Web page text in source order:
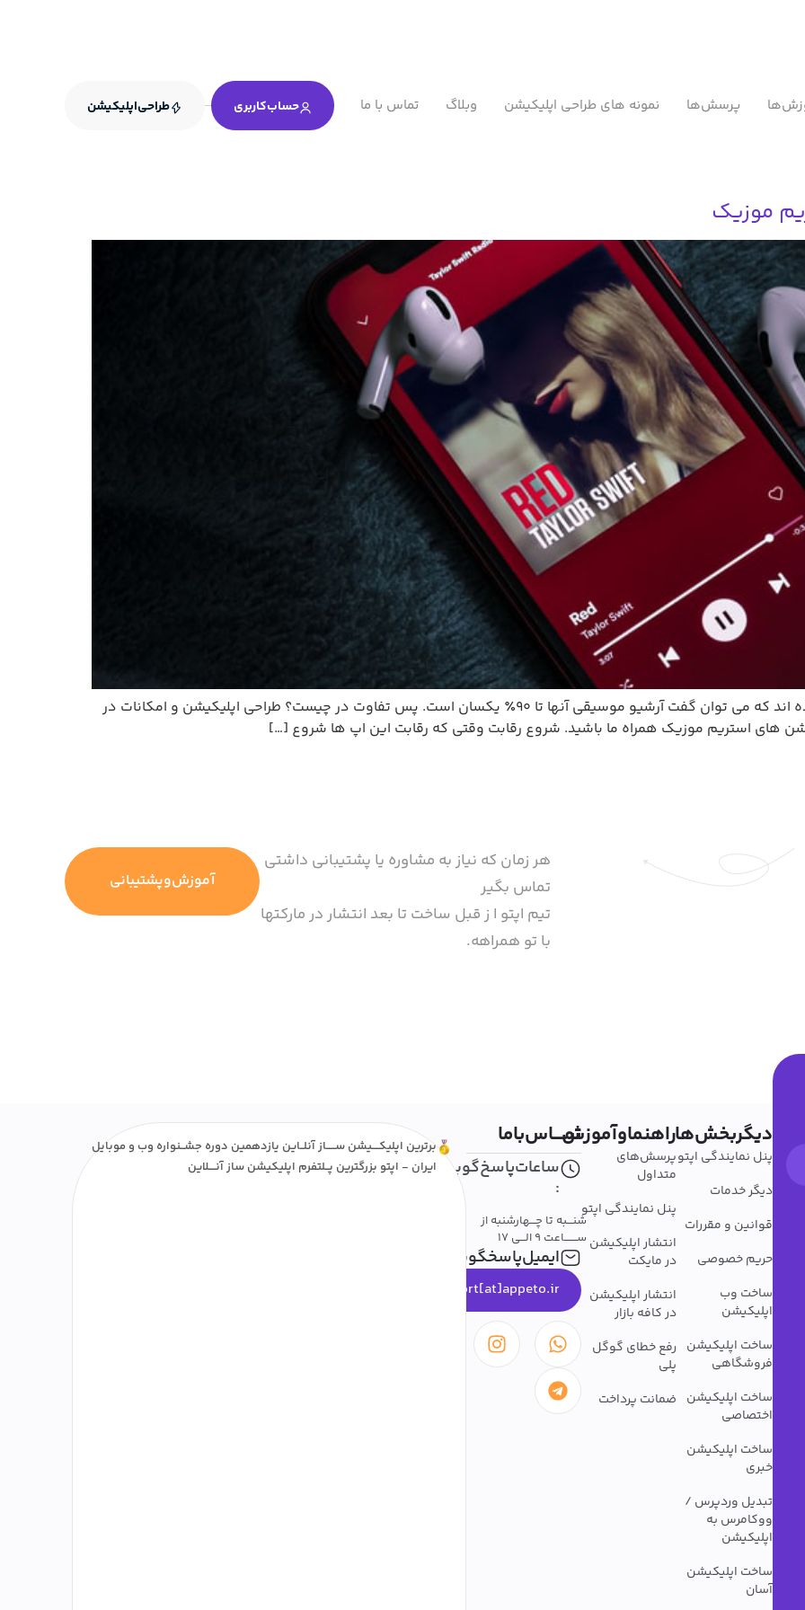
پرسش‌ها نمونه های طراحی اپلیکیشن وبلاگ تماس با ما حساب‌کاربری طراحی‌اپلیکیشن
موزیک
اپلیکیشن های زیادی برای استریم موزیک ساخته شده اند که می توان گفت آرشیو موسیقی آنها تا ۹۰٪ یکسان است. پس تفاوت در چیست؟ طراحی اپلیکیشن و امکانات در
های استریم موزیک همراه ما باشید. شروع رقابت وقتی که رقابت این اپ ها شروع […]
هر زمان که نیاز به مشاوره یا پشتیبانی داشتی
تماس بگیر
تیم اپتو ا ز قبل ساخت تا بعد انتشار در مارکتها
با تو همراهه.
آموزش‌وپشتیبانی
دیگربخش‌ها
پنل نمایندگی اپتو
دیگر خدمات
قوانین و مقررات
حریم خصوصی
ساخت وب
اپلیکیشن
ساخت اپلیکیشن
فروشگاهی
ساخت اپلیکیشن
اختصاصی
ساخت اپلیکیشن
خبری
تبدیل وردپرس /
ووکامرس به
اپلیکیشن
ساخت اپلیکیشن
آسان
راهنماوآموزش
پرسش‌های
متداول
پنل نمایندگی اپتو
انتشار اپلیکیشن
در مایکت
انتشار اپلیکیشن
در کافه بازار
رفع خطای گوگل
پلی
ضمانت پرداخت
تمــــاس‌باما
ساعات‌پاسخ‌گویی
:
شنـــبه تا چـــهارشنبه از
ســـــــاعت 9 الـــی 17
ایمیل‌پاسخگویی
support[at]appeto.ir
برترین اپلیکــــیشن ســـــاز آنلــاین یازدهمین دوره جشــنواره وب و موبایل
ایران - اپتو بزرگترین پــلتفرم اپلیکیشن ساز آنــــلاین